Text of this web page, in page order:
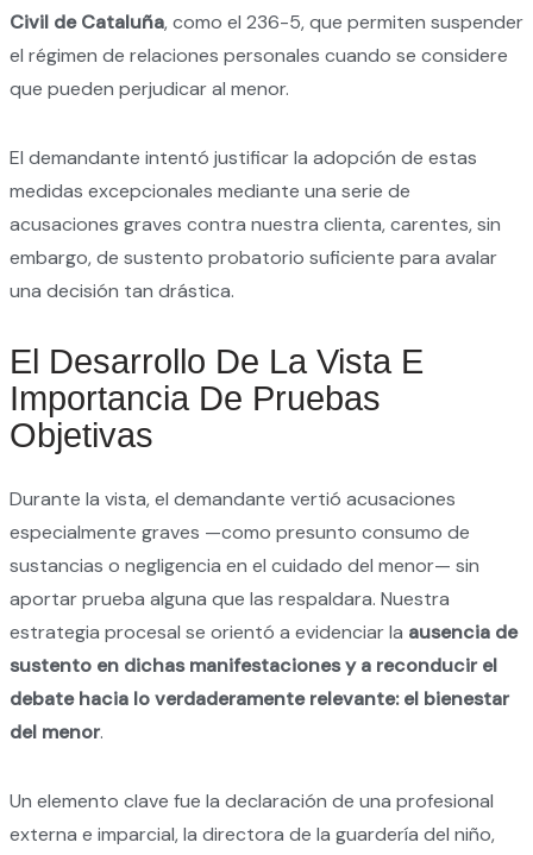
Civil de Cataluña, como el 236-5, que permiten suspender
el régimen de relaciones personales cuando se considere
que pueden perjudicar al menor.
El demandante intentó justificar la adopción de estas
medidas excepcionales mediante una serie de
acusaciones graves contra nuestra clienta, carentes, sin
embargo, de sustento probatorio suficiente para avalar
una decisión tan drástica.
El Desarrollo De La Vista E
Importancia De Pruebas
Objetivas
Durante la vista, el demandante vertió acusaciones
especialmente graves —como presunto consumo de
sustancias o negligencia en el cuidado del menor— sin
aportar prueba alguna que las respaldara. Nuestra
estrategia procesal se orientó a evidenciar la ausencia de
sustento en dichas manifestaciones y a reconducir el
debate hacia lo verdaderamente relevante: el bienestar
del menor.
Un elemento clave fue la declaración de una profesional
externa e imparcial, la directora de la guardería del niño,